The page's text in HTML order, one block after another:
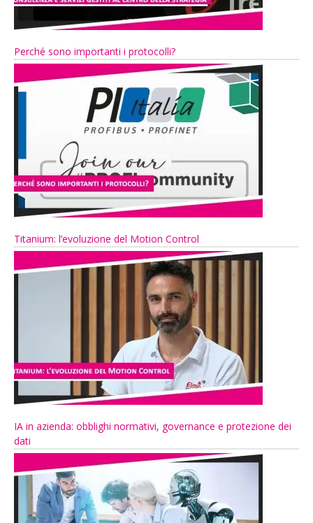
Perché sono importanti i protocolli?
Titanium: l’evoluzione del Motion Control
IA in azienda: obblighi normativi, governance e protezione dei
dati